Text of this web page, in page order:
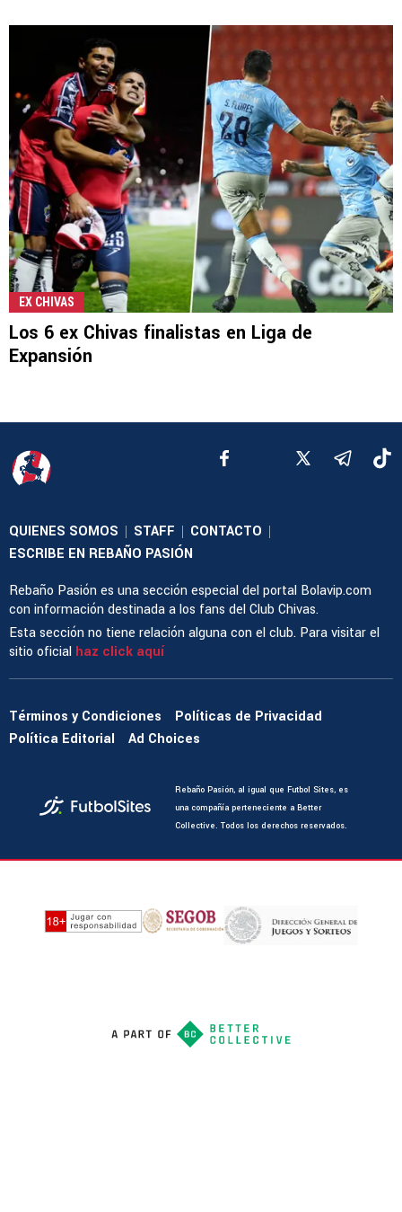
EX CHIVAS
Los 6 ex Chivas finalistas en Liga de
Expansión
QUIENES SOMOS | STAFF | CONTACTO |
ESCRIBE EN REBAÑO PASIÓN
Rebaño Pasión es una sección especial del portal Bolavip.com
con información destinada a los fans del Club Chivas.
Esta sección no tiene relación alguna con el club. Para visitar el
sitio oficial haz click aquí
Términos y Condiciones
Políticas de Privacidad
Política Editorial
Ad Choices
Rebaño Pasión, al igual que Futbol Sites, es
una compañía perteneciente a Better
Collective. Todos los derechos reservados.